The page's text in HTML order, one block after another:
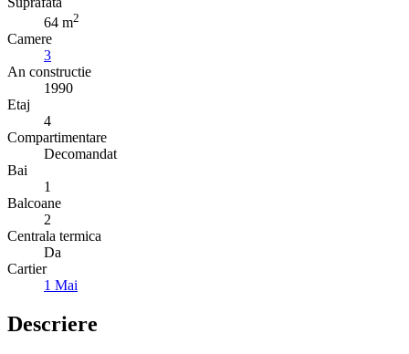
64 m2
Camere
3
An constructie
1990
Etaj
4
Compartimentare
Decomandat
Bai
1
Balcoane
2
Centrala termica
Da
Cartier
1 Mai
Descriere